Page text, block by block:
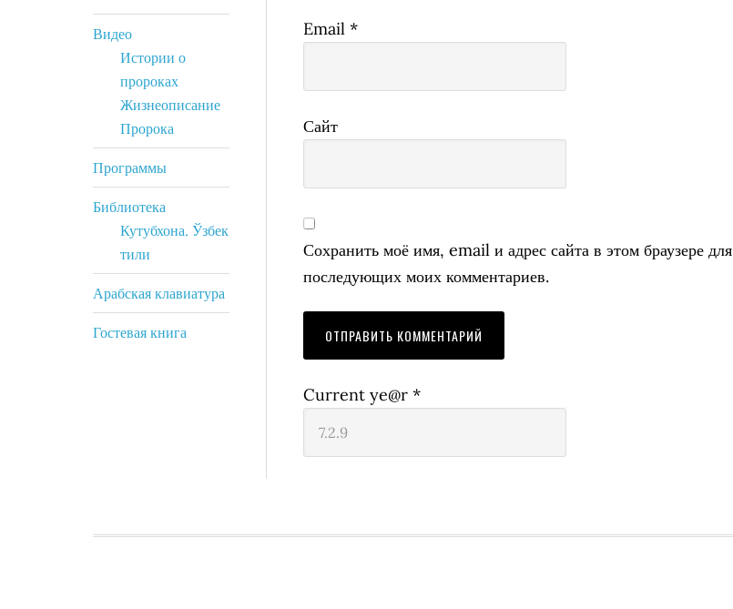
Email *
Сайт
Сохранить моё имя, email и адрес сайта в этом браузере для
последующих моих комментариев.
Current ye@r *
Видео
Истории о
пророках
Жизнеописание
Пророка
Программы
Библиотека
Кутубхона. Ўзбек
тили
Арабская клавиатура
Гостевая книга